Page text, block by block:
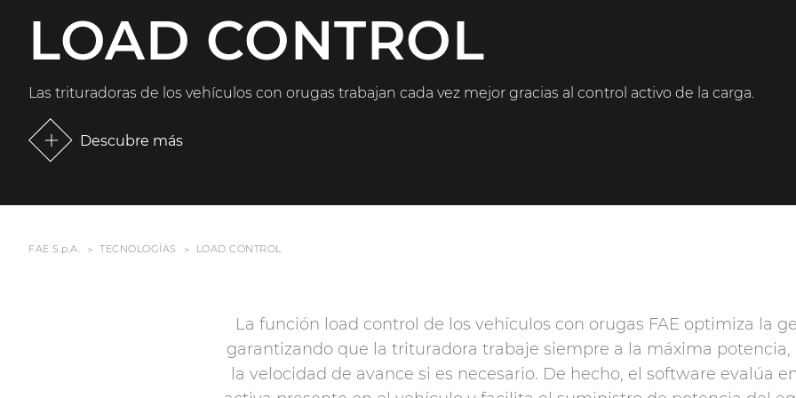
LOAD CONTROL
Las trituradoras de los vehículos con orugas trabajan cada vez mejor gracias al control activo de la carga.
Descubre más
FAE S.p.A. TECNOLOGÍAS LOAD CONTROL
La función load control de los vehículos con orugas FAE optimiza la
garantizando que la trituradora trabaje siempre a la máxima
la velocidad de avance si es necesario. De hecho, el software evalúa